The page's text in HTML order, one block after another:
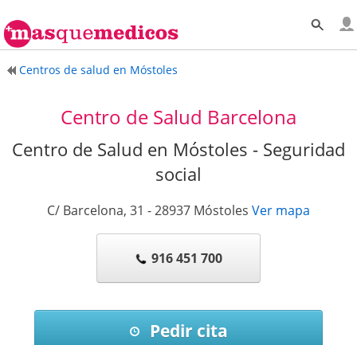
Centros de salud en Móstoles
Centro de Salud Barcelona
Centro de Salud en Móstoles - Seguridad
social
C/ Barcelona, 31 -28937 Móstoles Ver mapa
916 451 700
Pedir cita